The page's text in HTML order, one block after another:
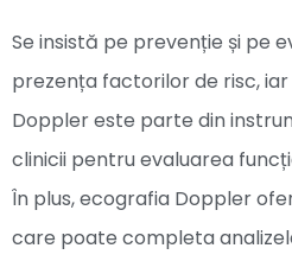
Se insistă pe prevenție și pe
prezența factorilor de risc,
Doppler este parte din
clinicii pentru evaluarea
În plus, ecografia Doppler
care poate completa